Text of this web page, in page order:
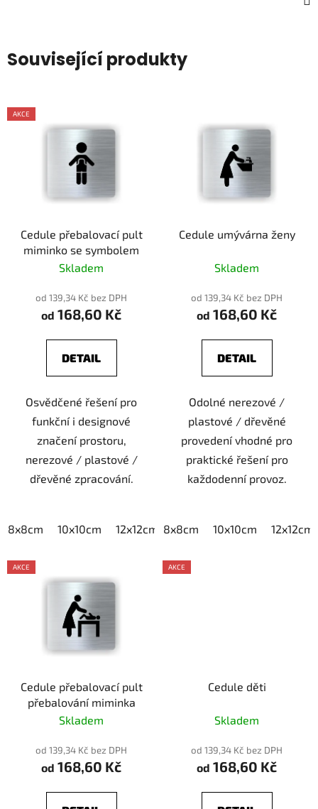
Související produkty
AKCE
Cedule přebalovací pult
miminko se symbolem
Skladem
od 139,34 Kč bez DPH
od 168,60 Kč
DETAIL
Osvědčené řešení pro
funkční i designové
značení prostoru,
nerezové / plastové /
dřevěné zpracování.
8x8cm 10x10cm 12x12cm 15x15cm 20x20cm
Cedule umývárna ženy
Skladem
od 139,34 Kč bez DPH
od 168,60 Kč
DETAIL
Odolné nerezové /
plastové / dřevěné
provedení vhodné pro
praktické řešení pro
každodenní provoz.
8x8cm 10x10cm 12x12cm
AKCE
Cedule přebalovací pult
přebalování miminka
Skladem
od 139,34 Kč bez DPH
od 168,60 Kč
AKCE
Cedule děti
Skladem
od 139,34 Kč bez DPH
od 168,60 Kč